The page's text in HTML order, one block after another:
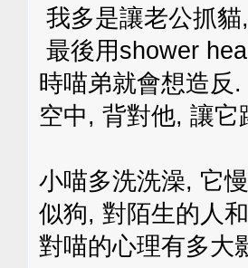
我多是讓老公抓
最後用shower
時喵弟就會想造反
空中, 背對他, 讓它
小喵多洗洗澡, 它
似狗, 對陌生的人
對喵的心理有多大